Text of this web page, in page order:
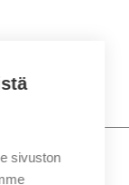
sivuston